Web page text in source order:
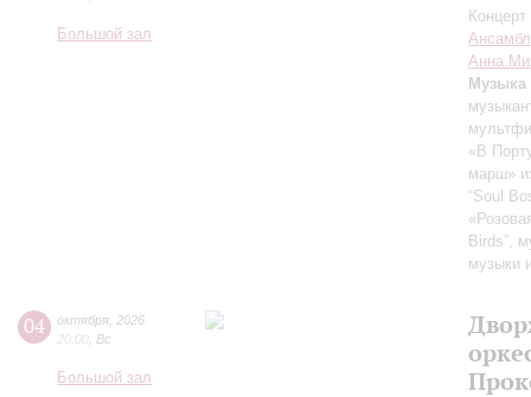
Большой зал
Анна
Музыка
«В
марш»
“Soul
Birds”,
музыки
04 октября 2026
20:00 Вс
Большой зал